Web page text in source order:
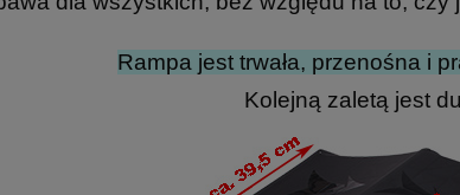
Rampa jest trwała, przenośna i
Kolejną zaletą jest